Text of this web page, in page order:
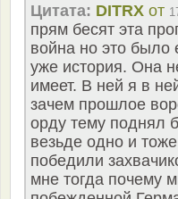
Цитата: DITRX от
прям бесят эта
война но это было
уже история. Она
имеет. В ней я в
зачем прошлое
орду тему поднял
везьде одно и
победили
мне тогда почему